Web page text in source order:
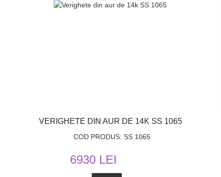
VERIGHETE DIN AUR DE 14K SS 1065
COD PRODUS: SS 1065
6930 LEI